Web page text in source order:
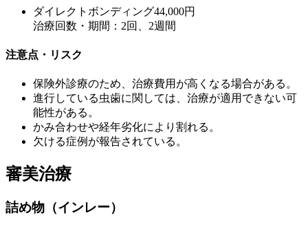
ダイレクトボンディング44,000円
治療回数・期間：2回、2週間
注意点・リスク
保険外診療のため、治療費用が高くなる場合がある。
進行している虫歯に関しては、治療が適用できない可
能性がある。
かみ合わせや経年劣化により割れる。
欠ける症例が報告されている。
審美治療
詰め物（インレー）